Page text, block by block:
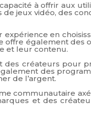
à offrir aux
jeux vidéo, des
en
offre également des
et leur contenu.
des créateurs pour
des
de l’argent.
communautaire
et des